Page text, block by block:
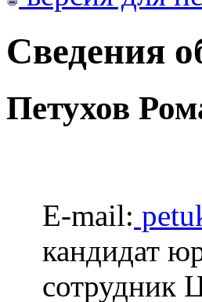
Сведения
Петухов
E-mail:
кандидат
сотрудник